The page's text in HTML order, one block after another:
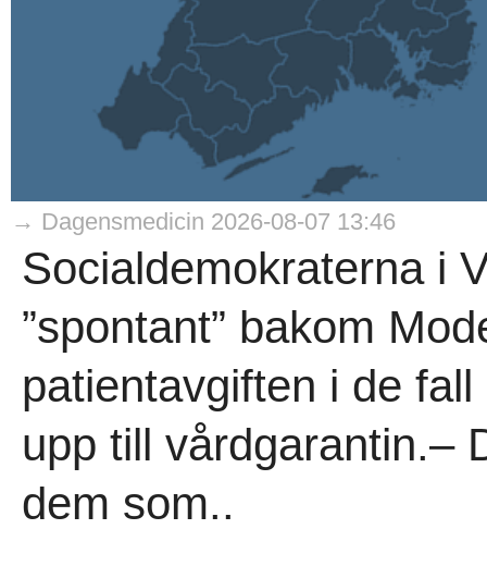
→ Dagensmedicin 2026-08-07 13:46
Socialdemokraterna i
”spontant” bakom
patientavgiften i de
upp till vårdgarantin.–
dem som..